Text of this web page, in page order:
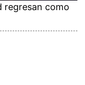
regresan como